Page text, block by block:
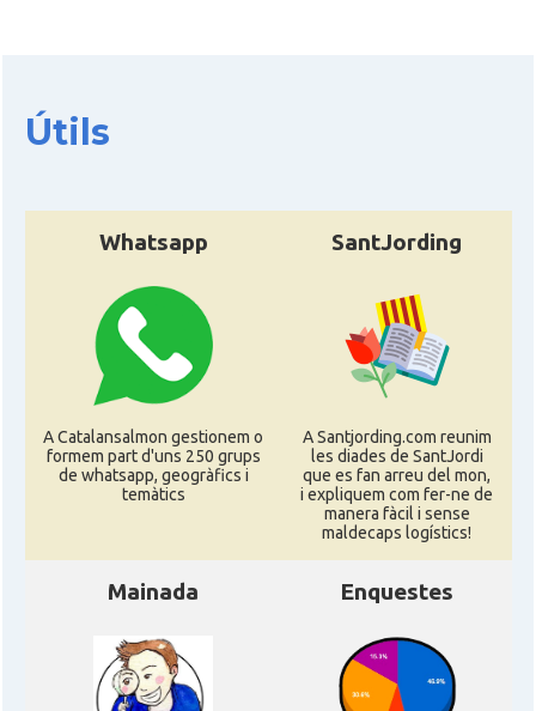
Útils
Whatsapp
A Catalansalmon gestionem o
formem part d'uns 250 grups
de whatsapp, geogràfics i
temàtics
SantJording
A Santjording.com reunim
les diades de SantJordi
que es fan arreu del mon,
i expliquem com fer-ne de
manera fàcil i sense
maldecaps logí­stics!
Mainada Enquestes